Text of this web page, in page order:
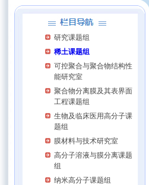
研究课题组
稀土课题组
可控聚合与聚合物结构性
能研究室
聚合物分离膜及其表界面
工程课题组
生物及临床医用高分子课
题组
膜材料与技术研究室
高分子溶液与膜分离课题
组
纳米高分子课题组